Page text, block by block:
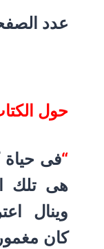
عدد
حول
“فى
هى تلك
وينال
كان